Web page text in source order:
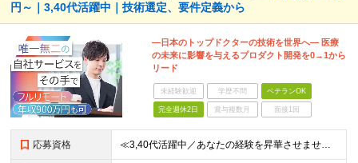
円～｜3,40代活躍中｜技術選定、要件定義から
―日本のトップドクターの技術を世界へ― 医療
の未来に影響を与えるプロダクト開発を0→1から
リード
未経験歓迎 学歴不問 ベテランOK
完全週休2日 賞与複数月 面接1回
応募資格 ≪3,40代活躍中／あなたの経験を昇華させませんか？≫ ◆Webアプリケーションの開発経験をお持ちの方（年数不問） ◆大卒以上 ◆英語での日常会話ができる方 ★求める人物像 ・指示待ちではなく、0→